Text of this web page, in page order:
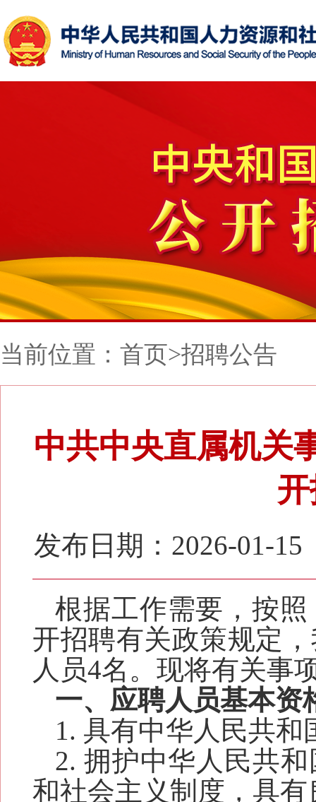
当前位置： 首页>招聘公告
中共中央直属机关
发布日期：2026-01-15
根据工作需要，按
开招聘有关政策规定，
人员4名。 现将有关事
一、 应聘人员基本资
1. 具有中华人民共和
2. 拥护中华人民共
和社会主义制度， 具有